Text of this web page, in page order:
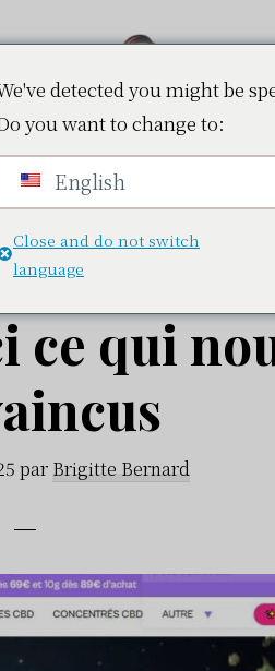
Vapokaz.fr
en
ce qui
par Brigitte Bernard
detected you might be
you want to change to:
English
Close and do not switch
language